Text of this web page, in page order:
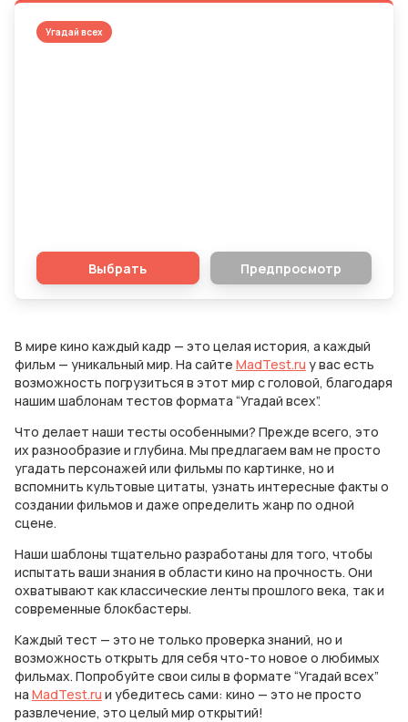
Угадай всех
Выбрать Предпросмотр
В мире кино каждый кадр — это целая история, а каждый
фильм — уникальный мир. На сайте MadTest.ru у вас есть
возможность погрузиться в этот мир с головой, благодаря
нашим шаблонам тестов формата “Угадай всех”.
Что делает наши тесты особенными? Прежде всего, это
их разнообразие и глубина. Мы предлагаем вам не просто
угадать персонажей или фильмы по картинке, но и
вспомнить культовые цитаты, узнать интересные факты о
создании фильмов и даже определить жанр по одной
сцене.
Наши шаблоны тщательно разработаны для того, чтобы
испытать ваши знания в области кино на прочность. Они
охватывают как классические ленты прошлого века, так и
современные блокбастеры.
Каждый тест — это не только проверка знаний, но и
возможность открыть для себя что-то новое о любимых
фильмах. Попробуйте свои силы в формате “Угадай всех”
на MadTest.ru и убедитесь сами: кино — это не просто
развлечение, это целый мир открытий!